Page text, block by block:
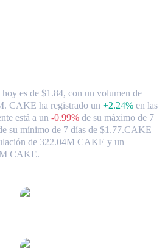
es de $1.84, con un volumen de
CAKE ha registrado un +2.24% en las
está a un -0.99% de su máximo de 7
su mínimo de 7 días de $1.77.CAKE
de 322.04M CAKE y un
CAKE.